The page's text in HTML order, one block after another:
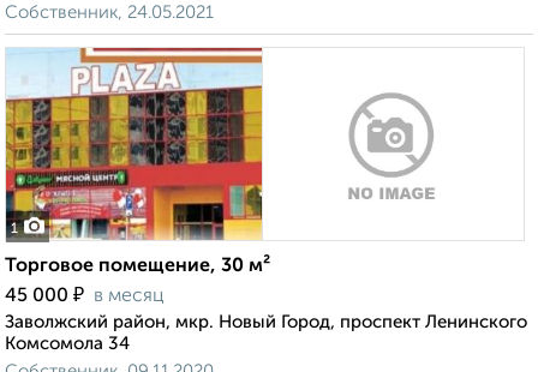
Собственник, 24.05.2021
1
Торговое помещение, 30 м²
45 000 ₽ в месяц
Заволжский район, мкр. Новый Город, проспект Ленинского
Комсомола 34